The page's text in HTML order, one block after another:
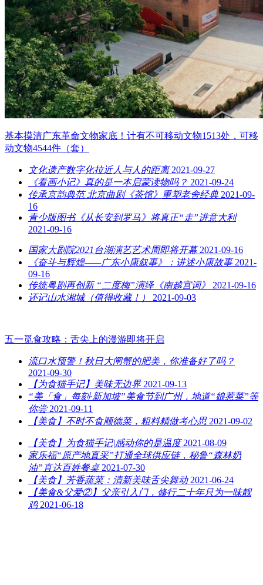
基本摸清广东革命文物家底！计有不可移动文物1513处，可移
动文物4544件（套）
文化遗产数字化拉近人与人的距离 2021-09-27
《看画小记》真的是一本启蒙读物吗？ 2021-09-24
传承京韵典范 北京曲剧《茶馆》重塑老舍经典 2021-09-
16
青少版图书《从长安到罗马》将真正“走”进意大利
2021-09-16
国家大剧院2021台湖演艺艺术周即将开幕 2021-09-16
《奋斗与辉煌——广东小康叙事》：讲述小康故事 2021-
09-16
传统粤剧再创新 “二度梅”演绎《南越宫词》
2021-09-16
还记山水湘城（值得收藏！）
2021-09-03
五一觅食攻略：舌尖上的漫游即将开启
流口水预警！秋日大闸蟹的肥美，你准备好了吗？
2021-09-30
【为食猫手记】美味无边界 2021-09-13
“美「食」每刻·新加坡”美食节到广州，地道“娘惹菜”等
你尝 2021-09-11
【美食】不时不食顺德菜，粗料精做考心思 2021-09-02
【美食】为食猫手记|感动你的是温度 2021-08-09
家乐福“原产地直采”打通全球供应链，秘鲁“森林奶
油”直达百姓餐桌 2021-07-30
【美食】芳香蔬菜：清新美味舌尖舞动 2021-06-24
【美食&父爱②】父亲引入门，修行二十年只为一味靓
鸡 2021-06-18